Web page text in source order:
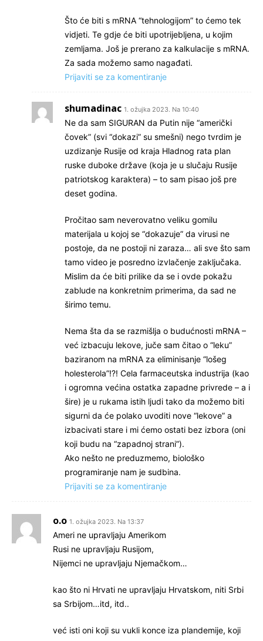
Što će biti s mRNA “tehnologijom” to ćemo tek
vidjeti. Te gdje će biti upotrijebljena, u kojim
zemljama. Još je prerano za kalkulacije s mRNA.
Za sada možemo samo nagađati.
Prijaviti se za komentiranje
shumadinac 1. ožujka 2023. Na 10:40
Ne da sam SIGURAN da Putin nije “američki
čovek” (svi “dokazi” su smešni) nego tvrdim je
uzdizanje Rusije od kraja Hladnog rata plan
ruske duboke države (koja je u slučaju Rusije
patriotskog karaktera) – to sam pisao još pre
deset godina.
Pročitao sam neverovatno veliku gomilu
materijala u kojoj se “dokazuje” da virusi ne
postoje, da ne postoji ni zaraza… ali sve što sam
tamo video je posredno izvlačenje zaključaka.
Mislim da će biti prilike da se i ovde pokažu
zablude na konkretnim primerima, da sad ne
širimo temu.
Nema šta da se razmišlja o budućnosti mRNA –
već izbacuju lekove, juče sam čitao o “leku”
baziranom na mRNA za eliminisanje “lošeg
holesterola”!?! Cela farmaceutska industrija (kao
i ogromna većina ostatka zapadne privrede – a i
šire) je u rukama istih ljudi tako da možemo biti
sigurni da će polako uvoditi nove “lekove” a
izbacivati stare i mi ćemo ostati bez izbora (oni
koji budu na “zapadnoj strani”).
Ako nešto ne preduzmemo, biološko
programiranje nam je sudbina.
Prijaviti se za komentiranje
o.o 1. ožujka 2023. Na 13:37
Ameri ne upravljaju Amerikom
Rusi ne upravljaju Rusijom,
Nijemci ne upravljaju Njemačkom…
kao što ni Hrvati ne upravljaju Hrvatskom, niti Srbi
sa Srbijom…itd, itd..
već isti oni koji su vukli konce iza plandemije, koji